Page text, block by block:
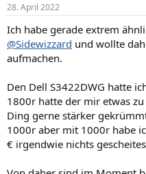
28. April 2022
Ich habe gerade extrem
@Sidewizzard und wollte
aufmachen.
Den Dell S3422DWG hatte
1800r hatte der mir etwas
Ding gerne stärker
1000r aber mit 1000r habe
€ irgendwie nichts